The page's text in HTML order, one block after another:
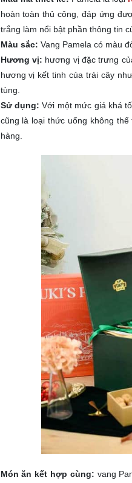
hoàn toàn thủ công, đáp ứng
trắng làm nổi bật phần thông tin
Màu sắc: Vang Pamela có màu
Hương vị: hương vị đặc trưng
hương vị kết tinh của trái cây
tùng.
Sử dụng: Với một mức giá khá
cũng là loại thức uống không
hàng.
Món ăn kết hợp cùng: vang